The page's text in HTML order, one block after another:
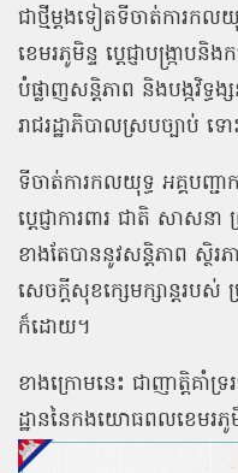
ជាថ្មីម្ដងទៀតទីចាត់ការកល
ខេមរភូមិន្ទ ប្ដេជ្ញាបង្រ្កាប
បំផ្លាញសន្តិភាព និងបង្កវិទ្
រាជរដ្ឋាភិបាលស្របច្បាប់ ទ
ទីចាត់ការកលយុទ្ធ អគ្គបញ្ជ
ប្ដេជ្ញាការពារ ជាតិ សាសនា
ខាងតែបាននូវសន្តិភាព ស្ថិ
សេចក្ដីសុខក្សេមក្សាន្តរបស់
ក៏ដោយ។
ខាងក្រោមនេះ ជាញាត្តិគាំទ្
ដ្ឋាននៃកងយោធពលខេមរភូមិ